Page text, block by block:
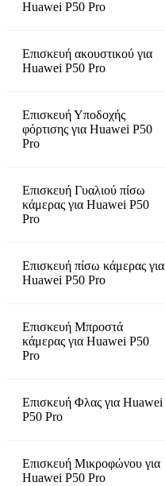
Huawei P50 Pro
Επισκευή ακουστικού για
Huawei P50 Pro
Επισκευή Υποδοχής
φόρτισης για Huawei P50
Pro
Επισκευή Γυαλιού πίσω
κάμερας για Huawei P50
Pro
Επισκευή πίσω κάμερας για
Huawei P50 Pro
Επισκευή Μπροστά
κάμερας για Huawei P50
Pro
Επισκευή Φλας για Huawei
P50 Pro
Επισκευή Μικροφώνου για
Huawei P50 Pro